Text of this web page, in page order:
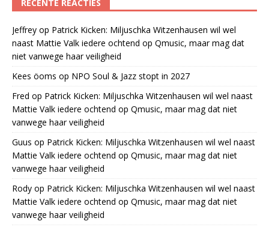
RECENTE REACTIES
Jeffrey op Patrick Kicken: Miljuschka Witzenhausen wil wel
naast Mattie Valk iedere ochtend op Qmusic, maar mag dat
niet vanwege haar veiligheid
Kees öoms op NPO Soul & Jazz stopt in 2027
Fred op Patrick Kicken: Miljuschka Witzenhausen wil wel naast
Mattie Valk iedere ochtend op Qmusic, maar mag dat niet
vanwege haar veiligheid
Guus op Patrick Kicken: Miljuschka Witzenhausen wil wel naast
Mattie Valk iedere ochtend op Qmusic, maar mag dat niet
vanwege haar veiligheid
Rody op Patrick Kicken: Miljuschka Witzenhausen wil wel naast
Mattie Valk iedere ochtend op Qmusic, maar mag dat niet
vanwege haar veiligheid